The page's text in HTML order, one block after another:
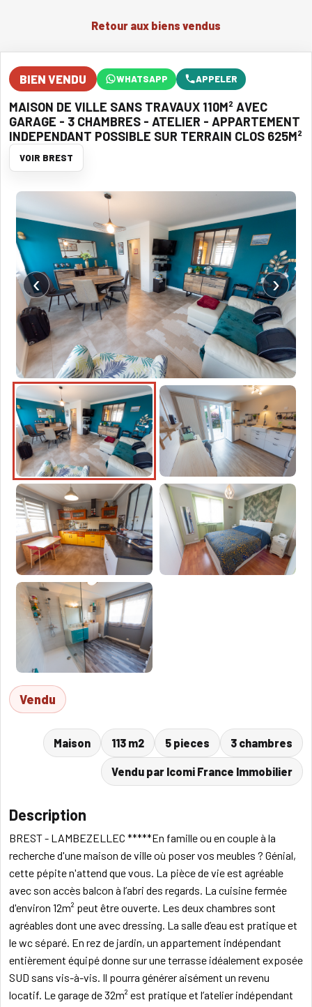
Retour aux biens vendus
BIEN VENDU WHATSAPP APPELER
MAISON DE VILLE SANS TRAVAUX 110M² AVEC
GARAGE - 3 CHAMBRES - ATELIER - APPARTEMENT
INDEPENDANT POSSIBLE SUR TERRAIN CLOS 625M²
VOIR BREST
‹ ›
Vendu
Maison 113 m2 5 pieces 3 chambres
Vendu par Icomi France Immobilier
Description
BREST - LAMBEZELLEC *****En famille ou en couple à la
recherche d'une maison de ville où poser vos meubles ? Génial,
cette pépite n'attend que vous. La pièce de vie est agréable
avec son accès balcon à l’abri des regards. La cuisine fermée
d'environ 12m² peut être ouverte. Les deux chambres sont
agréables dont une avec dressing. La salle d’eau est pratique et
le wc séparé. En rez de jardin, un appartement indépendant
entièrement équipé donne sur une terrasse idéalement exposée
SUD sans vis-à-vis. Il pourra générer aisément un revenu
locatif. Le garage de 32m² est pratique et l’atelier indépendant